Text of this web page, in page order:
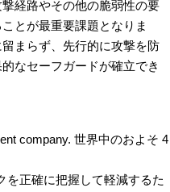
経路やその他の脆弱性の要
とが最重要課題となりま
まらず、先行的に攻撃を防
なセーフガードが確立でき
company. 世界中のおよそ 4
を正確に把握して軽減するた